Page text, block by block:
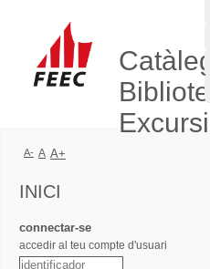
A- A A+
INICI
connectar-se
accedir al teu compte d'usuari